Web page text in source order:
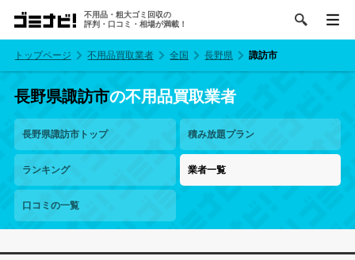
不用品・粗大ゴミ回収の
評判・口コミ・相場が満載！
トップページ 不用品買取業者 全国 長野県 諏訪市
長野県諏訪市の不用品買取業者
長野県諏訪市トップ 積み放題プラン
ランキング 業者一覧
口コミの一覧